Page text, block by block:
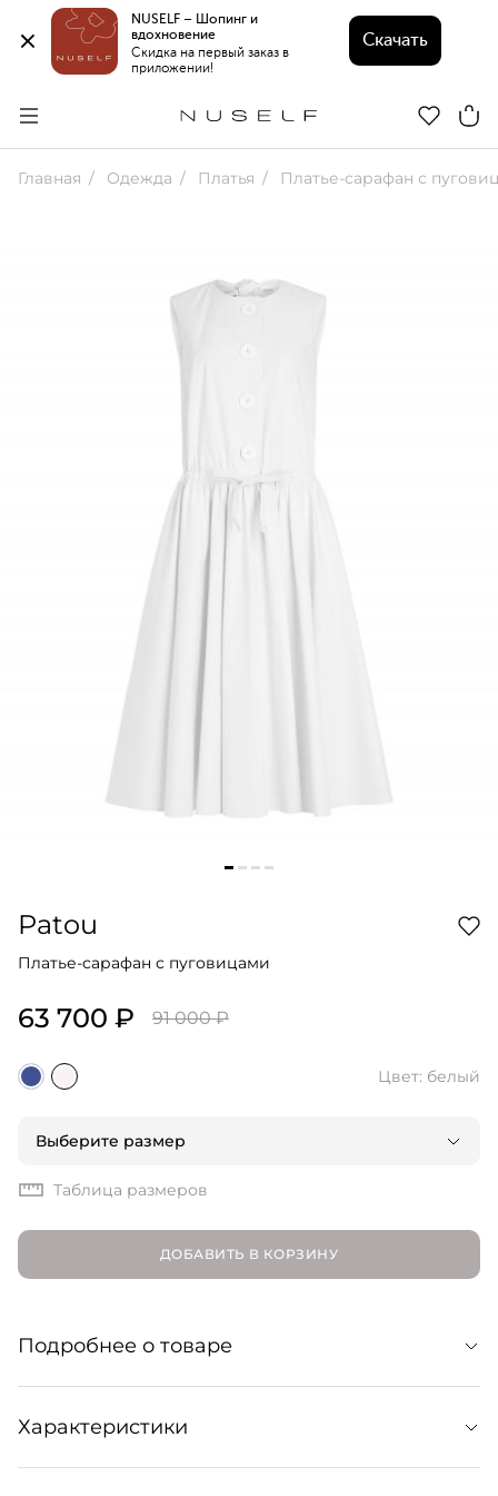
NUSELF – Шопинг и
вдохновение
Скидка на первый заказ в
приложении!
Скачать
Главная Одежда Платья Платье-сарафан с
Patou
Платье-сарафан с пуговицами
63 700 ₽ 91 000 ₽
Цвет: белый
Выберите размер
Таблица размеров
ДОБАВИТЬ В КОРЗИНУ
Подробнее о товаре
Платье миди из органического хлопкового поплина.
Привлекает внимание завязкой-бантом на спине,
юбкой А-силуэта со складками и пуговицами в
Характеристики